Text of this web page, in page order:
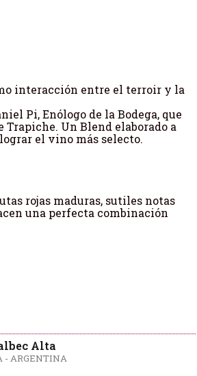
interacción entre el terroir y la
Pi, Enólogo de la Bodega, que
Un Blend elaborado a
el vino más selecto.
rojas maduras, sutiles notas
una perfecta combinación
Alta
- ARGENTINA